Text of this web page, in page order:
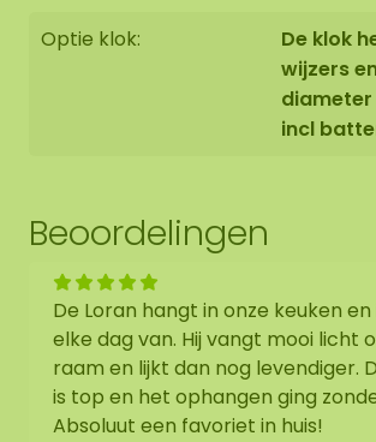
Daarnaast beiden wij ook de optie
door ons montageteam op te laten
hiervan gebruik wilt maken, kunt u
tijdens het afrekenen in het
zullen dan contact met u opnemen
Aangezien het een natuurproduct is,
mosschilderij uniek. Hierdoor kan de
de aangeschafte mosovaal afwijken
geselecteerde foto. Een andere
wenselijk? Neem dan contact op.
Optie klok:
De klok
wijzers
diameter
incl
Beoordelingen
De Loran hangt in onze keuken
elke dag van. Hij vangt mooi licht
raam en lijkt dan nog levendiger.
is top en het ophangen ging
Absoluut een favoriet in huis!